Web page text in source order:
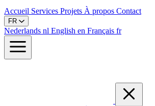
Accueil Services Projets À propos Contact
FR
Nederlands nl English en Français fr